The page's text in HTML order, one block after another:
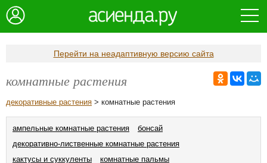
Перейти на неадаптивную версию сайта
комнатные растения
декоративные растения > комнатные растения
ампельные комнатные растения
бонсай
декоративно-лиственные комнатные растения
кактусы и суккуленты
комнатные пальмы